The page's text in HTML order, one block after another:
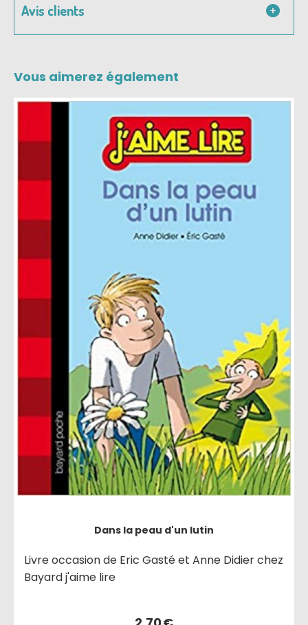
Avis clients
Vous aimerez également
Dans la peau d'un lutin
Livre occasion de Eric Gasté et Anne Didier chez
Bayard j'aime lire